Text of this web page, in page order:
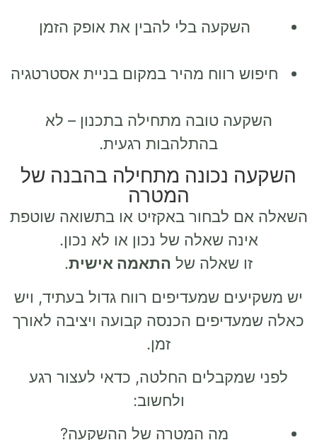
השקעה בלי להבין את אופק הזמן
חיפוש רווח מהיר במקום בניית אסטרטגיה
השקעה טובה מתחילה בתכנון – לא
בהתלהבות רגעית.
השקעה נכונה מתחילה בהבנה של
המטרה
השאלה אם לבחור באקזיט או בתשואה שוטפת
אינה שאלה של נכון או לא נכון.
זו שאלה של התאמה אישית.
יש משקיעים שמעדיפים רווח גדול בעתיד, ויש
כאלה שמעדיפים הכנסה קבועה ויציבה לאורך
זמן.
לפני שמקבלים החלטה, כדאי לעצור רגע
ולחשוב:
מה המטרה של ההשקעה?